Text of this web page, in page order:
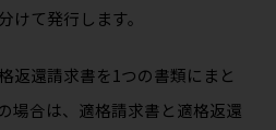
けて発行します。
返還請求書を1つの書類にまと
場合は、適格請求書と適格返還